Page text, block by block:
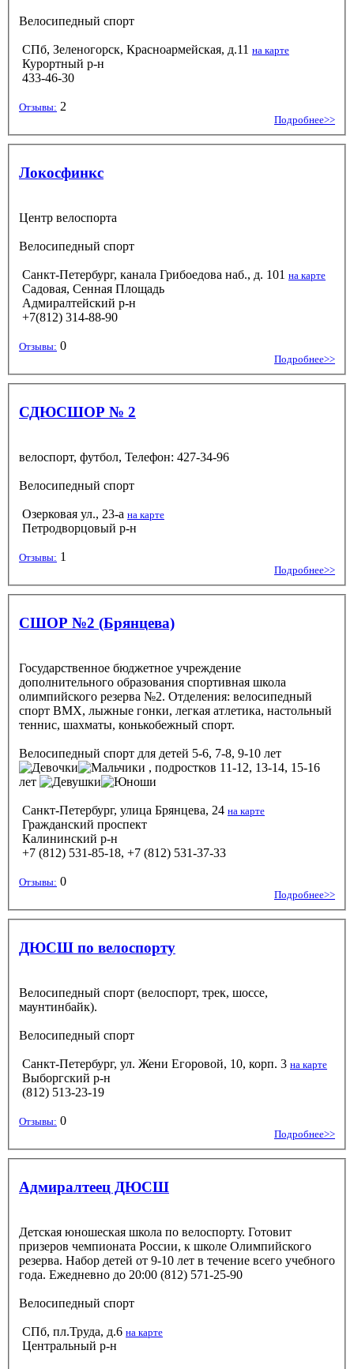
Велосипедный спорт
СПб, Зеленогорск, Красноармейская, д.11 на карте
Курортный р-н
433-46-30
Отзывы: 2
Подробнее>>
Локосфинкс
Центр велоспорта
Велосипедный спорт
Санкт-Петербург, канала Грибоедова наб., д. 101 на карте
Садовая, Сенная Площадь
Адмиралтейский р-н
+7(812) 314-88-90
Отзывы: 0
Подробнее>>
СДЮСШОР № 2
велоспорт, футбол, Телефон: 427-34-96
Велосипедный спорт
Озерковая ул., 23-а на карте
Петродворцовый р-н
Отзывы: 1
Подробнее>>
СШОР №2 (Брянцева)
Государственное бюджетное учреждение
дополнительного образования спортивная школа
олимпийского резерва №2. Отделения: велосипедный
спорт BMX, лыжные гонки, легкая атлетика, настольный
теннис, шахматы, конькобежный спорт.
Велосипедный спорт для детей 5-6, 7-8, 9-10 лет
, подростков 11-12, 13-14, 15-16
лет
Санкт-Петербург, улица Брянцева, 24 на карте
Гражданский проспект
Калининский р-н
+7 (812) 531-85-18, +7 (812) 531-37-33
Отзывы: 0
Подробнее>>
ДЮСШ по велоспорту
Велосипедный спорт (велоспорт, трек, шоссе,
маунтинбайк).
Велосипедный спорт
Санкт-Петербург, ул. Жени Егоровой, 10, корп. 3 на карте
Выборгский р-н
(812) 513-23-19
Отзывы: 0
Подробнее>>
Адмиралтеец ДЮСШ
Детская юношеская школа по велоспорту. Готовит
призеров чемпионата России, к школе Олимпийского
резерва. Набор детей от 9-10 лет в течение всего учебного
года. Ежедневно до 20:00 (812) 571-25-90
Велосипедный спорт
СПб, пл.Труда, д.6 на карте
Центральный р-н